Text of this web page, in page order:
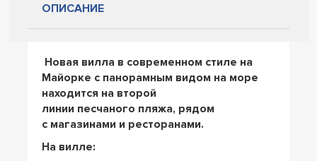
ОПИСАНИЕ
Новая вилла в современном стиле на
Майорке с панорамным видом на море
находится на второй
линии песчаного пляжа, рядом
с магазинами и ресторанами.
На вилле: